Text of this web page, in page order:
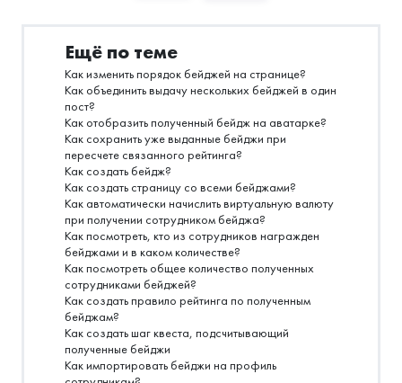
Ещё по теме
Как изменить порядок бейджей на странице?
Как объединить выдачу нескольких бейджей в один
пост?
Как отобразить полученный бейдж на аватарке?
Как сохранить уже выданные бейджи при
пересчете связанного рейтинга?
Как создать бейдж?
Как создать страницу со всеми бейджами?
Как автоматически начислить виртуальную валюту
при получении сотрудником бейджа?
Как посмотреть, кто из сотрудников награжден
бейджами и в каком количестве?
Как посмотреть общее количество полученных
сотрудниками бейджей?
Как создать правило рейтинга по полученным
бейджам?
Как создать шаг квеста, подсчитывающий
полученные бейджи
Как импортировать бейджи на профиль